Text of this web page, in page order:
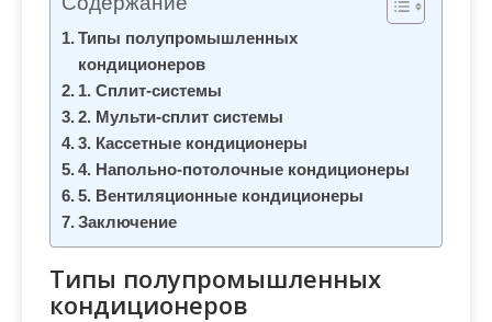
Типы полупромышленных
кондиционеров
1. Сплит-системы
2. Мульти-сплит системы
3. Кассетные кондиционеры
4. Напольно-потолочные кондиционеры
5. Вентиляционные кондиционеры
Заключение
Типы полупромышленных
кондиционеров